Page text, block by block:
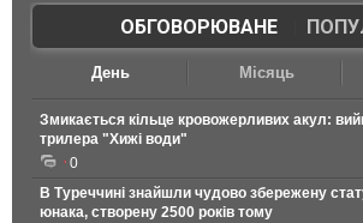
ОБГОВОРЮВАНЕ|
День Місяць
Змикається кільце кровожерливих акул:
трилера "Хижі води"
0
В Туреччині знайшли чудово збережену
юнака, створену 2500 років тому